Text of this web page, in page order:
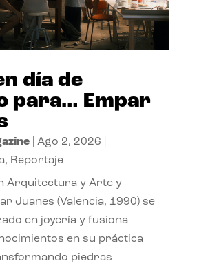
día de
para… Empar
| Ago 2, 2026
, Reportaje
Arquitectura y Arte y
Juanes (Valencia, 1990) se
en joyería y fusiona
en su práctica
piedras